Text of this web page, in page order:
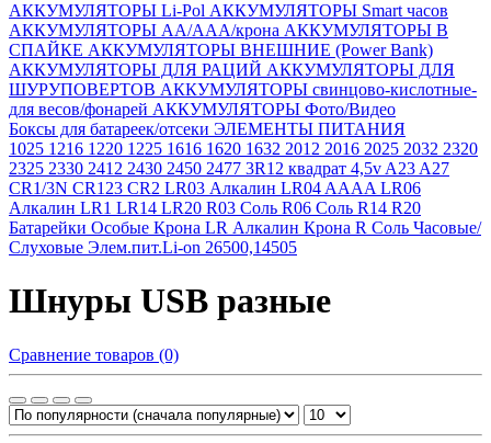
АККУМУЛЯТОРЫ Li-Pol АККУМУЛЯТОРЫ Smart часов
АККУМУЛЯТОРЫ АА/ААА/крона АККУМУЛЯТОРЫ В
СПАЙКЕ АККУМУЛЯТОРЫ ВНЕШНИЕ (Power Bank)
АККУМУЛЯТОРЫ ДЛЯ РАЦИЙ АККУМУЛЯТОРЫ ДЛЯ
ШУРУПОВЕРТОВ АККУМУЛЯТОРЫ свинцово-кислотные-
для весов/фонарей АККУМУЛЯТОРЫ Фото/Видео
Боксы для батареек/отсеки ЭЛЕМЕНТЫ ПИТАНИЯ
1025 1216 1220 1225 1616 1620 1632 2012 2016 2025 2032 2320
2325 2330 2412 2430 2450 2477 3R12 квадрат 4,5v A23 A27
CR1/3N CR123 CR2 LR03 Алкалин LR04 AAAA LR06
Алкалин LR1 LR14 LR20 R03 Соль R06 Соль R14 R20
Батарейки Особые Крона LR Алкалин Крона R Соль Часовые/
Слуховые Элем.пит.Li-on 26500,14505
Шнуры USB разные
Сравнение товаров (0)